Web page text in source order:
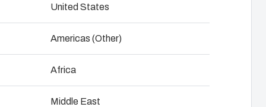
NOT SET(Vaihda)
Latausratkaisut työpaikoille
Sähköautonlataus-blogi
United States
Americas (Other)
Africa
Middle East
kanssa